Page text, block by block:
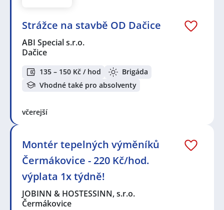
Strážce na stavbě OD Dačice
ABI Special s.r.o.
Dačice
135 – 150 Kč / hod
Brigáda
Vhodné také pro absolventy
včerejší
Montér tepelných výměníků
Čermákovice - 220 Kč/hod.
výplata 1x týdně!
JOBINN & HOSTESSINN, s.r.o.
Čermákovice